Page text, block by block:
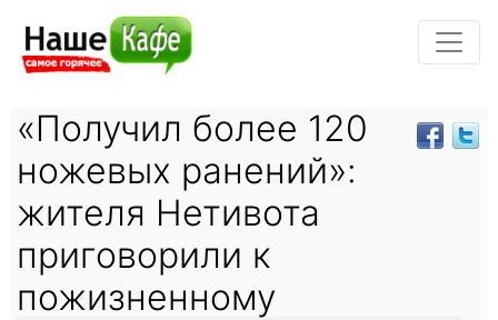
«Получил более 120
ножевых ранений»:
жителя Нетивота
приговорили к
пожизненному